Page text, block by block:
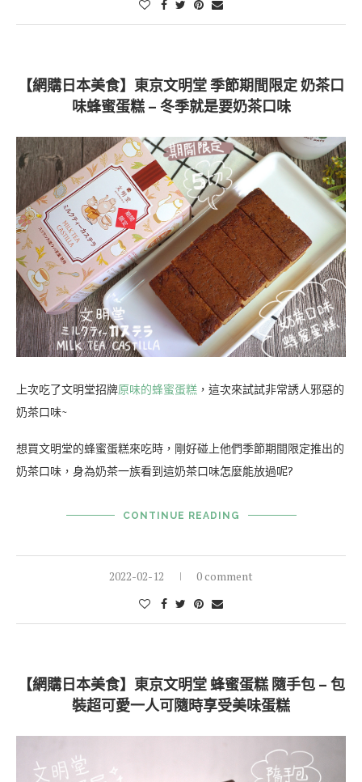
【網購日本美食】東京文明堂 季節期間限定 奶茶口
味蜂蜜蛋糕 – 冬季就是要奶茶口味
上次吃了文明堂招牌原味的蜂蜜蛋糕 ，這次來試試非常誘人邪惡的
奶茶口味~
想買文明堂的蜂蜜蛋糕來吃時，剛好碰上他們季節期間限定推出的
奶茶口味，身為奶茶一族看到這奶茶口味怎麼能放過呢?
CONTINUE READING
2022-02-12 0 comment
【網購日本美食】東京文明堂 蜂蜜蛋糕 隨手包 – 包
裝超可愛一人可隨時享受美味蛋糕